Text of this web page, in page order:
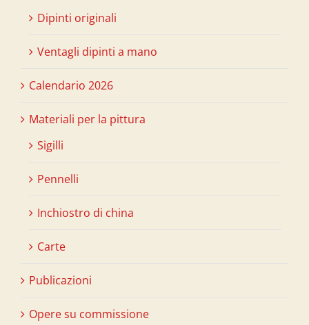
Dipinti originali
Ventagli dipinti a mano
Calendario 2026
Materiali per la pittura
Sigilli
Pennelli
Inchiostro di china
Carte
Publicazioni
Opere su commissione